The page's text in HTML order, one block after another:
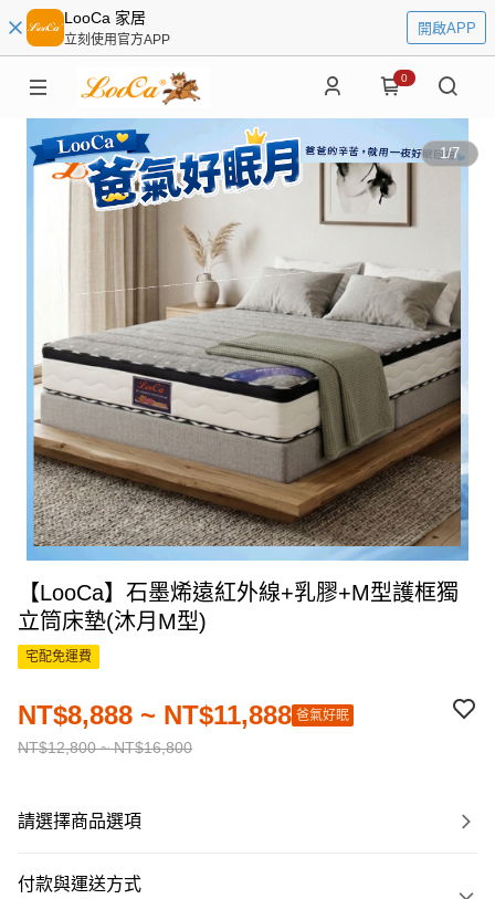
LooCa 家居
立刻使用官方APP
開啟APP
0
1/7
【LooCa】石墨烯遠紅外線+乳膠+M型護框獨
立筒床墊(沐月M型)
宅配免運費
NT$12,800 ~ NT$16,800
NT$8,888 ~ NT$11,888 爸氣好眠
請選擇商品選項
付款與運送方式